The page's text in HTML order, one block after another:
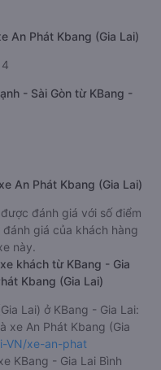
An Phát Kbang (Gia Lai)
- Sài Gòn từ KBang -
An Phát Kbang (Gia Lai)
đánh giá với số điểm
giá của khách hàng
này.
khách từ KBang - Gia
Kbang (Gia Lai)
Lai) ở KBang - Gia Lai:
xe An Phát Kbang (Gia
VN/xe-an-phat
KBang - Gia Lai Bình